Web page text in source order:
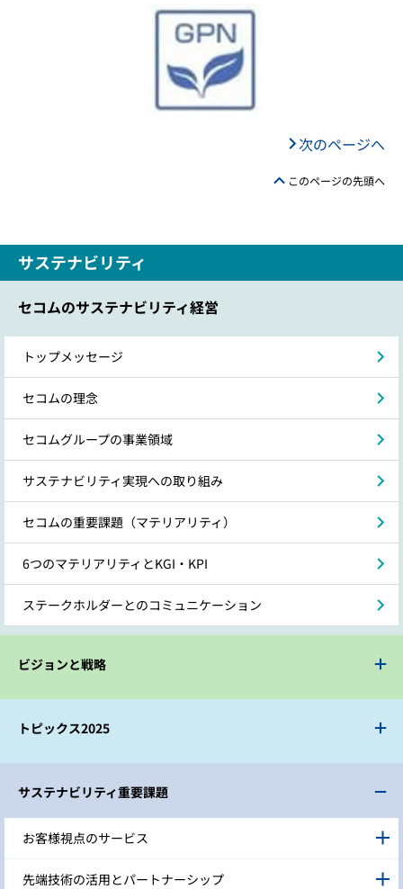
次のページへ
このページの先頭へ
サステナビリティ
セコムのサステナビリティ経営
トップメッセージ
セコムの理念
セコムグループの事業領域
サステナビリティ実現への取り組み
セコムの重要課題（マテリアリティ）
6つのマテリアリティとKGI・KPI
ステークホルダーとのコミュニケーション
ビジョンと戦略
トピックス2025
サステナビリティ重要課題
お客様視点のサービス
先端技術の活用とパートナーシップ